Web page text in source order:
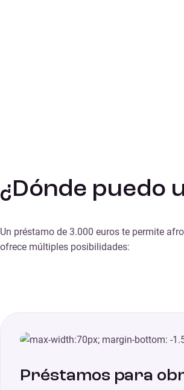
¿Dónde puedo
Un préstamo de 3.000 euros te permite
ofrece múltiples posibilidades:
Préstamos para